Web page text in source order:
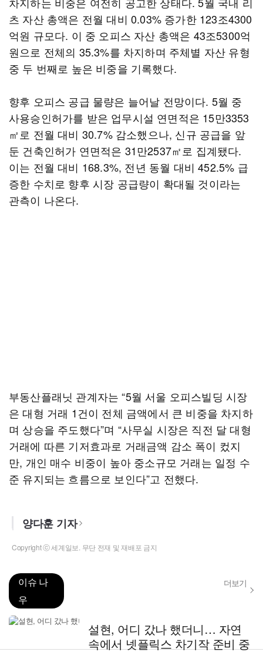
츠 자산 총액은 전월 대비 0.03% 증가한 123조4300
억원 규모다. 이 중 오피스 자산 총액은 43조5300억
원으로 전체의 35.3%를 차지하며 주체별 자산 유형
중 두 번째로 높은 비중을 기록했다.
향후 오피스 공급 물량은 늘어날 전망이다. 5월 중
사용승인허가를 받은 업무시설 연면적은 15만3353
㎡로 전월 대비 30.7% 감소했으나, 신규 공급을 앞
둔 건축인허가 연면적은 31만2537㎡로 집계됐다.
이는 전월 대비 168.3%, 전년 동월 대비 452.5% 급
증한 수치로 향후 시장 공급량이 확대될 것이라는
관측이 나온다.
부동산플래닛 관계자는 “5월 서울 오피스빌딩 시장
은 대형 거래 1건이 전체 금액에서 큰 비중을 차지하
며 상승을 주도했다”며 “사무실 시장은 직전 달 대형
거래에 따른 기저효과로 거래금액 감소 폭이 컸지
만, 개인 매수 비중이 높아 중소규모 거래는 일정 수
준 유지되는 흐름으로 보인다”고 전했다.
양다훈 기자
Copyright ⓒ 세계일보. 무단 전재 및 재배포 금지
이슈 나
우
더보기
설현, 어디 갔나 했더니… 자연
속에서 넷플릭스 차기작 준비 중